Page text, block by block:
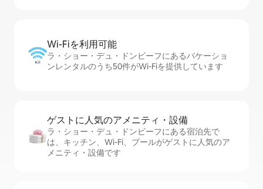
Wi-Fiを利⁠用⁠可⁠能
ラ・ショー・デュ・ドンビーフにあるバケーショ
ンレンタルのうち50件がWi-Fiを提供しています
ゲストに人⁠気⁠のア⁠メ⁠ニ⁠テ⁠ィ・設⁠備
ラ・ショー・デュ・ドンビーフにある宿泊先で
は、キッチン、Wi-Fi、プールがゲストに人気のア
メニティ・設備です